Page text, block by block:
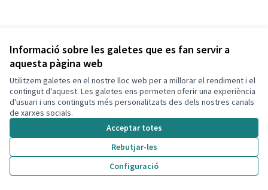
Informació sobre les galetes que es fan servir a
aquesta pàgina web
Utilitzem galetes en el nostre lloc web per a millorar el rendiment i el
contingut d'aquest. Les galetes ens permeten oferir una experiència
d'usuari i uns continguts més personalitzats des dels nostres canals
de xarxes socials.
Acceptar totes
Rebutjar-les
Configuració
Termes i condicions d'ús
Configuració de les galetes
Decidim Calafell a X
(Enllaç extern)
Decidim Calafell a Facebook
Decidim Calafell a YouTube
Decidim Calafell a GitHub
(Enllaç extern)
Web creada ambprogramari lliure .
Amb
(Enllaç